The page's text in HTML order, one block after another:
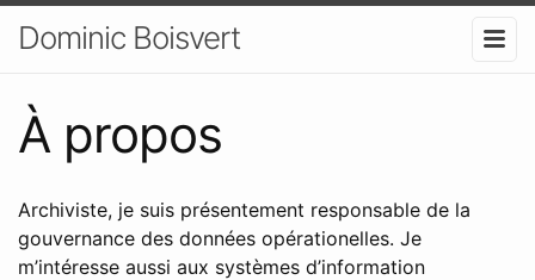
Dominic Boisvert
À propos
Archiviste, je suis présentement responsable de la
gouvernance des données opérationelles. Je
m’intéresse aussi aux systèmes d’information